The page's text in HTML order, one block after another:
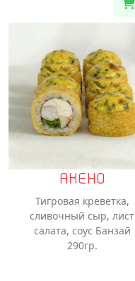
АКЕНО
Тигровая креветка,
сливочный сыр, лист
салата, соус Банзай
290гр.